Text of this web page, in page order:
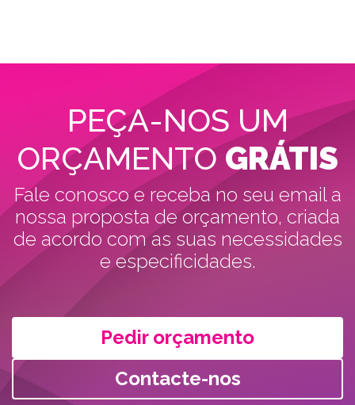
PEÇA-NOS UM
ORÇAMENTOGRÁTIS
Fale conosco e receba no seu email a
nossa proposta de orçamento, criada
de acordo com as suas necessidades
e especificidades.
Pedir orçamento
Contacte-nos